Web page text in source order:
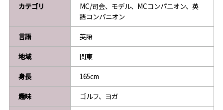
カテゴリ
MC/司会、モデル、MCコンパニオン、英
語コンパニオン
言語
英語
地域
関東
身長
165cm
趣味
ゴルフ、ヨガ